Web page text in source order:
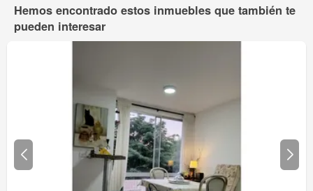
Hemos encontrado estos inmuebles que también te
pueden interesar